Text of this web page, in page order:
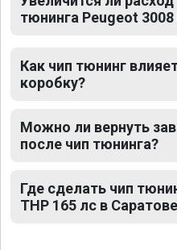
тюнинга Peugeot 3008
Как чип тюнинг
коробку?
Можно ли вернуть
после чип тюнинга?
Где сделать чип
THP 165 лс в